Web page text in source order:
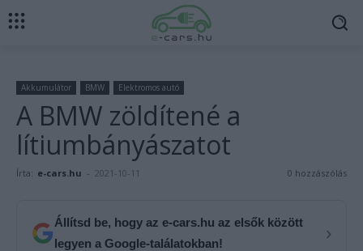
Akkumulátor BMW Elektromos autó
A BMW zöldítené a
lítiumbányászatot
Írta: e-cars.hu - 2021-10-11 0 hozzászólás
Állítsd be, hogy az e-cars.hu az elsők között
legyen a Google-találatokban!
›